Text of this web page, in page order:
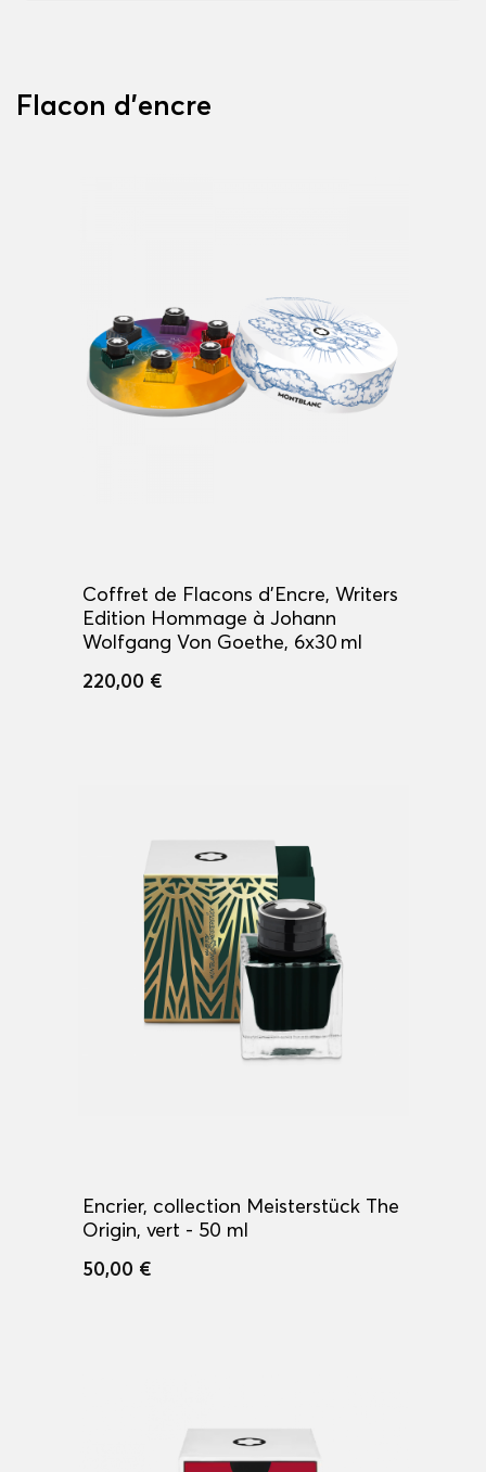
Flacon d'encre
Coffret de Flacons d'Encre, Writers
Edition Hommage à Johann
Wolfgang Von Goethe, 6x30 ml
220,00 €
Encrier, collection Meisterstück The
Origin, vert - 50 ml
50,00 €